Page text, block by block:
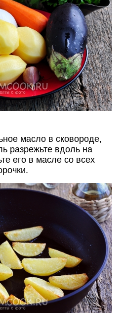
масло в сковороде,
разрежьте вдоль на
его в масле со всех